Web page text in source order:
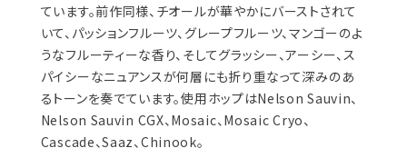
ています。前作同様、チオールが華やかにバーストされて
いて、パッションフルーツ、グレープフルーツ、マンゴーのよ
うなフルーティーな香り、そしてグラッシー、アーシー、ス
パイシーなニュアンスが何層にも折り重なって深みのあ
るトーンを奏でています。使用ホップはNelson Sauvin、
Nelson Sauvin CGX、Mosaic、Mosaic Cryo、
Cascade、Saaz、Chinook。